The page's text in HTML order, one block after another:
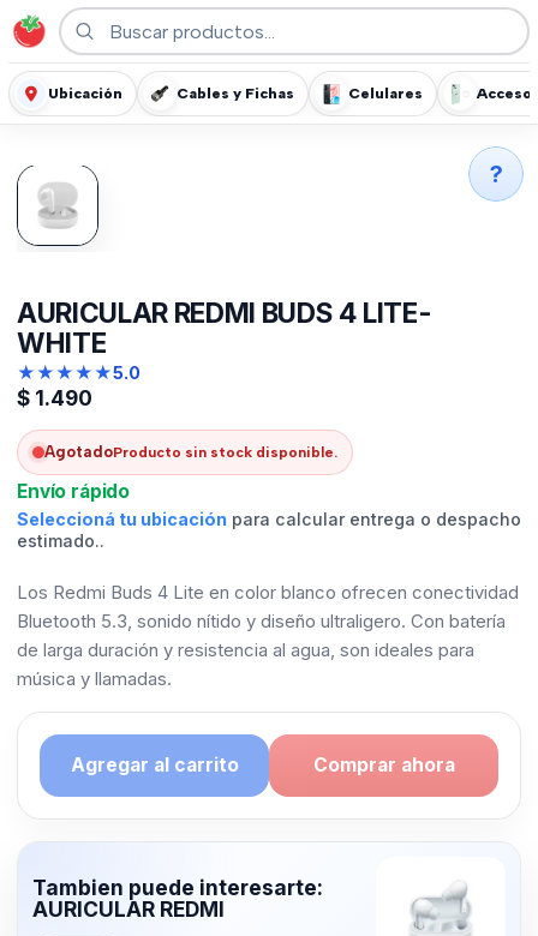
Ubicación Cables y Fichas Celulares
AURICULAR REDMI BUDS 4 LITE-
WHITE
★★★★★5.0
$ 1.490
AgotadoProducto sin stock disponible.
Envío rápido
Seleccioná tu ubicación para calcular entrega o despacho
estimado..
Los Redmi Buds 4 Lite en color blanco ofrecen conectividad
Bluetooth 5.3, sonido nítido y diseño ultraligero. Con batería
de larga duración y resistencia al agua, son ideales para
música y llamadas.
Agregar al carrito Comprar ahora
Tambien puede interesarte:
AURICULAR REDMI
?